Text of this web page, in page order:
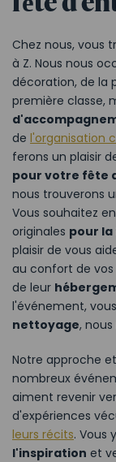
Chez nous, vous
à Z. Nous nous
décoration, de la
première classe,
de l'organisation
ferons un plaisir
pour votre fête
nous trouverons
Vous souhaitez
originales pour
plaisir de vous
au confort de
de leur
l'événement,
nettoyage,
Notre approche
nombreux
aiment revenir
d'expériences
leurs récits. Vous
l'inspiration et